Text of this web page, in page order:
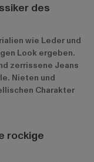
des
wie Leder und
Look ergeben.
zerrissene Jeans
Nieten und
Charakter
rockige